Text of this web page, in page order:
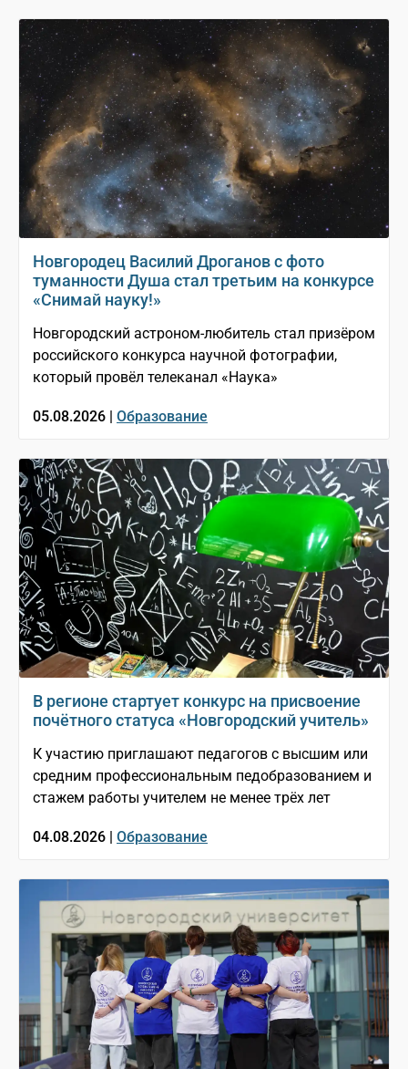
Новгородец Василий Дроганов с фото
туманности Душа стал третьим на конкурсе
«Снимай науку!»
Новгородский астроном-любитель стал призёром
российского конкурса научной фотографии,
который провёл телеканал «Наука»
05.08.2026 | Образование
В регионе стартует конкурс на присвоение
почётного статуса «Новгородский учитель»
К участию приглашают педагогов с высшим или
средним профессиональным педобразованием и
стажем работы учителем не менее трёх лет
04.08.2026 | Образование